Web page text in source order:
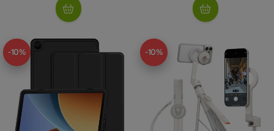
-10% -10%